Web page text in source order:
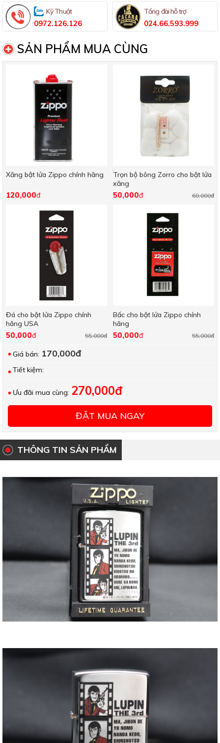
Kỹ Thuật
0972.126.126
Tổng đài hỗ trợ
024.66.593.999
SẢN PHẨM MUA CÙNG
Xăng bật lửa Zippo chính hãng
120,000đ
Trọn bộ bông Zorro cho bật lửa
xăng
60,000đ
50,000đ
Đá cho bật lửa Zippo chính
hãng USA
55,000đ
50,000đ
Bấc cho bật lửa Zippo chính
hãng
55,000đ
50,000đ
Giá bán: 170,000đ
Tiết kiệm:
Ưu đãi mua cùng: 270,000đ
ĐẶT MUA NGAY
THÔNG TIN SẢN PHẨM